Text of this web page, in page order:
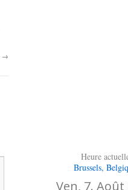
→
Heure
Brussels,